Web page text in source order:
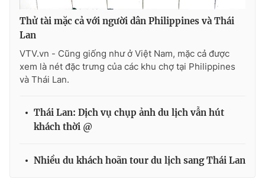
Ðiện thoại Thời báo VTV: 024.66 897 897
Email:toasoan@vtv.vn
Liên hệ quảng cáo:
Thử tài mặc cả với người dân Philippines và Thái
Lan
VTV.vn - Cũng giống như ở Việt Nam, mặc cả được
xem là nét đặc trưng của các khu chợ tại Philippines
và Thái Lan.
Thái Lan: Dịch vụ chụp ảnh du lịch vẫn hút
khách thời @
Nhiều du khách hoãn tour du lịch sang Thái Lan